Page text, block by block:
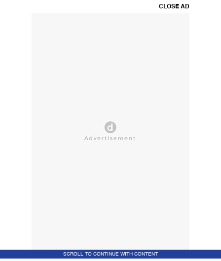
CLOSE AD
SCROLL TO CONTINUE WITH CONTENT